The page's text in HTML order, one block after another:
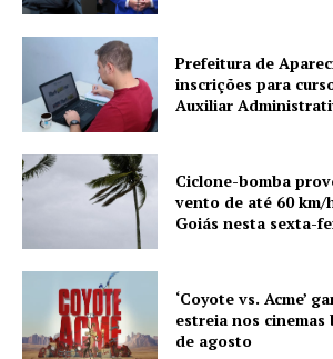
Prefeitura de
inscrições para
Auxiliar
Ciclone-bomba
vento de até 60 km/
Goiás nesta sexta-
‘Coyote vs. Acme’
estreia nos cinemas
de agosto